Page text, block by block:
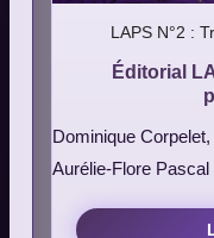
LAPS N°2 :
Éditorial
Dominique
Aurélie-Flore